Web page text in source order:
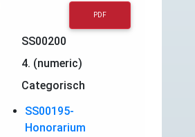
PDF
SS00200
4. (numeric)
Categorisch
SS00195-
Honorarium